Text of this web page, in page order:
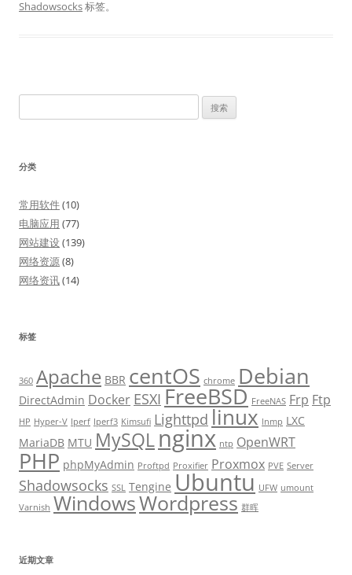
Shadowsocks标签。
索：
分类
常用软件(10)
电脑应用 (77)
网站建设(139)
网络资源(8)
网络资讯(14)
标签
360 Apache BBR centOS chrome Debian
DirectAdmin Docker ESXI FreeBSD FreeNAS Frp Ftp
HP Hyper-V Iperf Iperf3 Kimsufi Lighttpd linux lnmp LXC
MariaDB MTU MySQLnginx ntp OpenWRT
PHP phpMyAdmin Proftpd Proxifier Proxmox PVE Server
Shadowsocks SSL Tengine Ubuntu UFW umount
Varnish WindowsWordpress 群晖
近期文章